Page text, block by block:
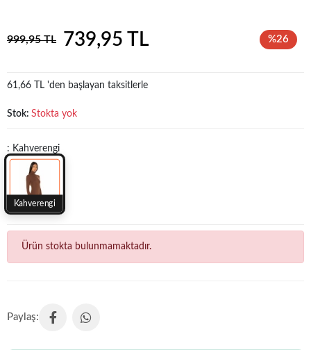
999,95 TL 739,95 TL %26
61,66 TL 'den başlayan taksitlerle
Stok: Stokta yok
: Kahverengi
Kahverengi
Ürün stokta bulunmamaktadır.